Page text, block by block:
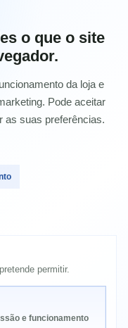
o que o site
da loja e
Pode aceitar
as suas preferências.
permitir.
e funcionamento